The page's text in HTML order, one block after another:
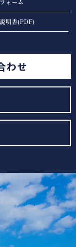
ォーム
明書(PDF)
わせ